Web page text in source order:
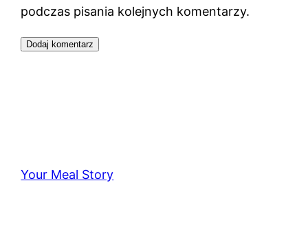
podczas pisania kolejnych komentarzy.
Your Meal Story